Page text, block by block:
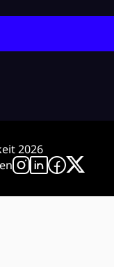
2026